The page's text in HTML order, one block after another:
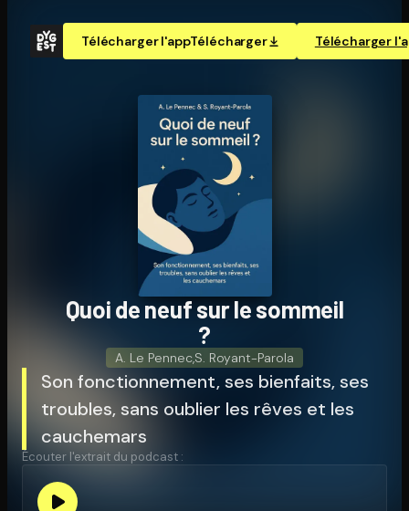
Télécharger l'appTélécharger Télécharger
Ouvre l'app Appareil photo, pointe sur le code. C'est gratuit à
Quoi de neuf sur le sommeil
?
A. Le Pennec S. Royant-Parola
Son fonctionnement, ses bienfaits, ses
troubles, sans oublier les rêves et les
cauchemars
Écouter l'extrait du podcast :